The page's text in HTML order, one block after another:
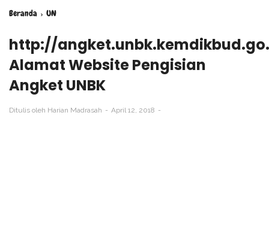
Beranda › UN
http://
Alamat Website Pengisian
Angket UNBK
Ditulis oleh Harian Madrasah April 12, 2018